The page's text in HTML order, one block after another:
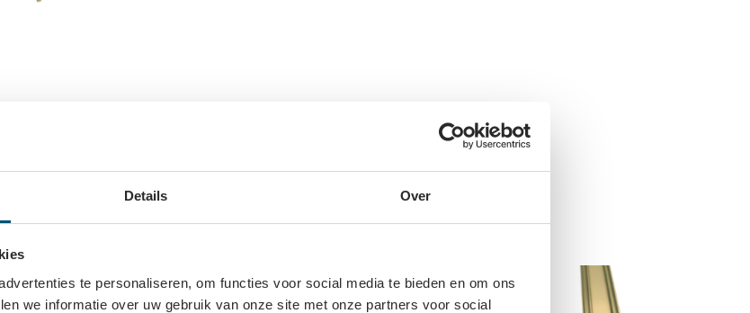
Details Over
te personaliseren, om functies voor social media te bieden en om ons
we informatie over uw gebruik van onze site met onze partners voor social
zorgt ervoor dat de schuifdeuren
is geschikt voor het Junior 6
afwerking past deze rail